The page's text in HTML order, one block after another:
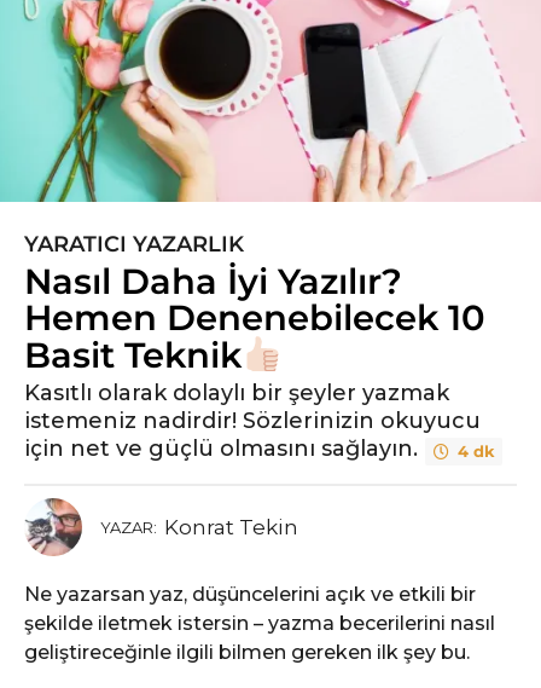
6
y
ı
l
ö
n
c
e
ı
ö
n
c
YARATICI YAZARLIK
Nasıl Daha İyi Yazılır?
Hemen Denenebilecek 10
Basit Teknik
Kasıtlı olarak dolaylı bir şeyler yazmak
istemeniz nadirdir! Sözlerinizin okuyucu
için net ve güçlü olmasını sağlayın.
4 dk
YAZAR: Konrat Tekin
Ne yazarsan yaz, düşüncelerini açık ve etkili bir
şekilde iletmek istersin – yazma becerilerini nasıl
geliştireceğinle ilgili bilmen gereken ilk şey bu.